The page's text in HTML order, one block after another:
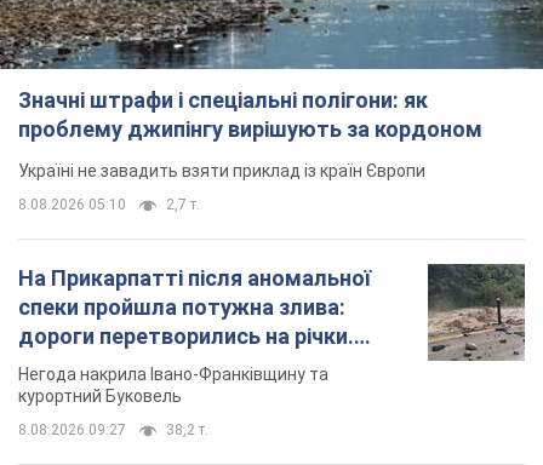
Значні штрафи і спеціальні полігони: як
проблему джипінгу вирішують за кордоном
Україні не завадить взяти приклад із країн Європи
8.08.2026 05:10 2,7 т.
На Прикарпатті після аномальної
спеки пройшла потужна злива:
дороги перетворились на річки.
Відео
Негода накрила Івано-Франківщину та
курортний Буковель
8.08.2026 09:27 38,2 т.